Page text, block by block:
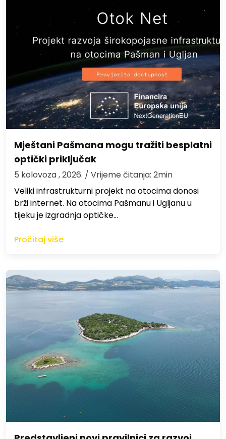
Mještani Pašmana mogu tražiti besplatni
optički priključak
5 kolovoza , 2026. / Vrijeme čitanja: 2min
Veliki infrastrukturni projekt na otocima donosi
brži internet. Na otocima Pašmanu i Ugljanu u
tijeku je izgradnja optičke…
Pročitaj više